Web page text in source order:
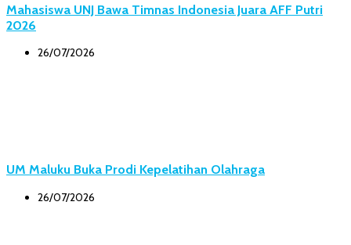
Mahasiswa UNJ Bawa Timnas Indonesia Juara AFF Putri
2026
26/07/2026
UM Maluku Buka Prodi Kepelatihan Olahraga
26/07/2026